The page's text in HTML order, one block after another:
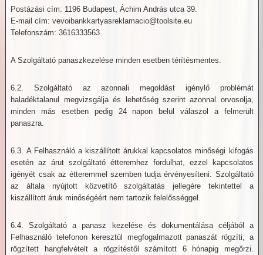
Postázási cím: 1196 Budapest, Áchim András utca 39.
E-mail cím: vevoibankkartyasreklamacio@toolsite.eu
Telefonszám: 3616333563
A Szolgáltató panaszkezelése minden esetben térítésmentes.
6.2. Szolgáltató az azonnali megoldást igénylő problémát
haladéktalanul megvizsgálja és lehetőség szerint azonnal orvosolja,
minden más esetben pedig 24 napon belül válaszol a felmerült
panaszra.
6.3. A Felhasználó a kiszállított árukkal kapcsolatos minőségi kifogás
esetén az árut szolgáltató étteremhez fordulhat, ezzel kapcsolatos
igényét csak az étteremmel szemben tudja érvényesíteni. Szolgáltató
az általa nyújtott közvetítő szolgáltatás jellegére tekintettel a
kiszállított áruk minőségéért nem tartozik felelősséggel.
6.4. Szolgáltató a panasz kezelése és dokumentálása céljából a
Felhasználó telefonon keresztül megfogalmazott panaszát rögzíti, a
rögzített hangfelvételt a rögzítéstől számított 6 hónapig megőrzi.